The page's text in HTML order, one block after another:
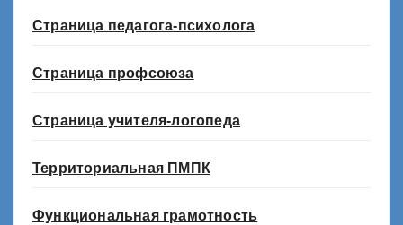
Страница педагога-психолога
Страница профсоюза
Страница учителя-логопеда
Территориальная ПМПК
Функциональная грамотность